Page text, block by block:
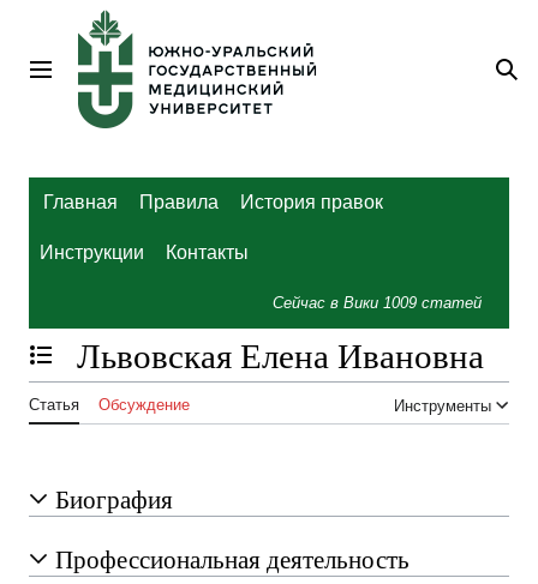
содержанию
Главное меню
Главная Правила История правок
Инструкции Контакты
Сейчас в Вики 1009 статей
Отобразить/Скрыть содержание
Львовская Елена Ивановна
Статья Обсуждение Инструменты
Биография
Профессиональная деятельность